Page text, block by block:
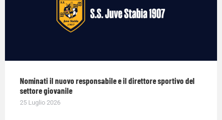
Nominati il nuovo responsabile e il direttore sportivo del
settore giovanile
25 Luglio 2026